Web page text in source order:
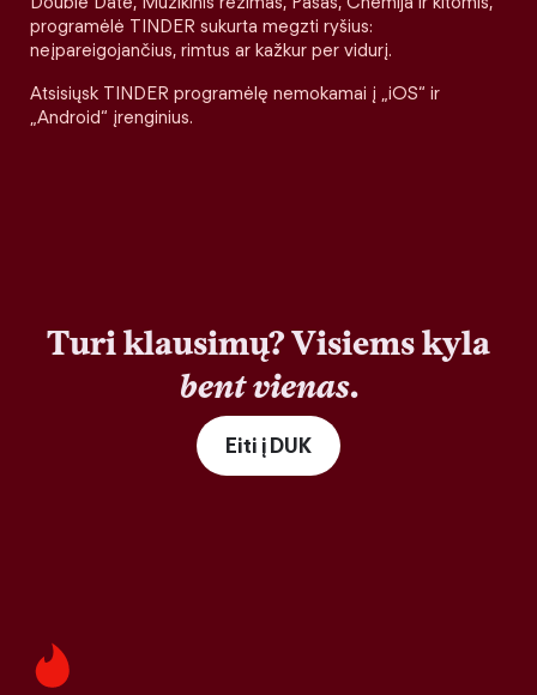
programėlė TINDER sukurta megzti ryšius:
neįpareigojančius, rimtus ar kažkur per vidurį.
Atsisiųsk TINDER programėlę nemokamai į „iOS“ ir
„Android“ įrenginius.
Turi klausimų? Visiems kyla
bent vienas.
Eiti į DUK